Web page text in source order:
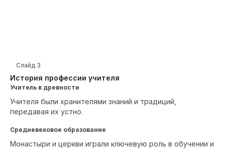
История профессии учителя
Слайд 3
Учитель в древности
Учителя были хранителями знаний и традиций,
передавая их устно.
Средневековое образование
Монастыри и церкви играли ключевую роль в обучении и